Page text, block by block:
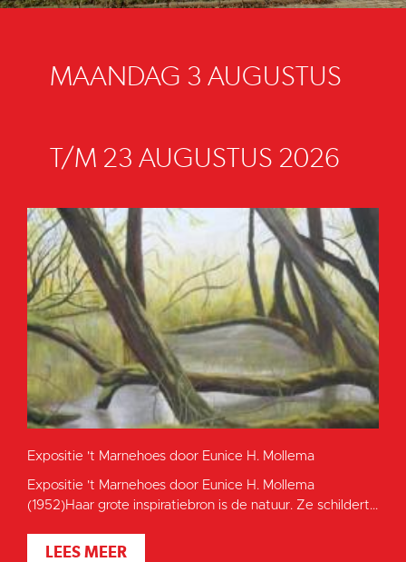
MAANDAG 3 AUGUSTUS
T/M 23 AUGUSTUS 2026
Expositie 't Marnehoes door Eunice H. Mollema
Expositie 't Marnehoes door Eunice H. Mollema
(1952)Haar grote inspiratiebron is de natuur. Ze schildert...
LEES MEER